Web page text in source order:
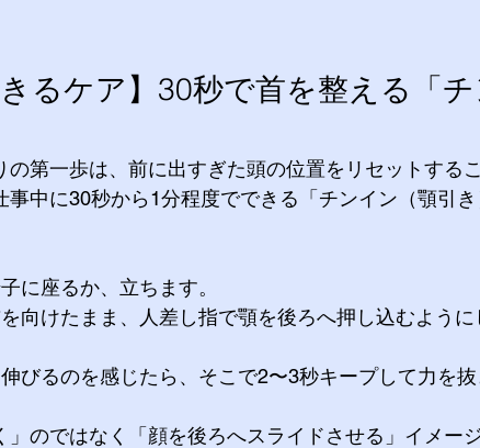
きるケア】30秒で首を整える「
の第一歩は、前に出すぎた頭の位置をリセットする
事中に30秒から1分程度でできる「チンイン（顎引
に座るか、立ちます。
向けたまま、人差し指で顎を後ろへ押し込むよう
びるのを感じたら、そこで2〜3秒キープして力を
」のではなく「顔を後ろへスライドさせる」イメー